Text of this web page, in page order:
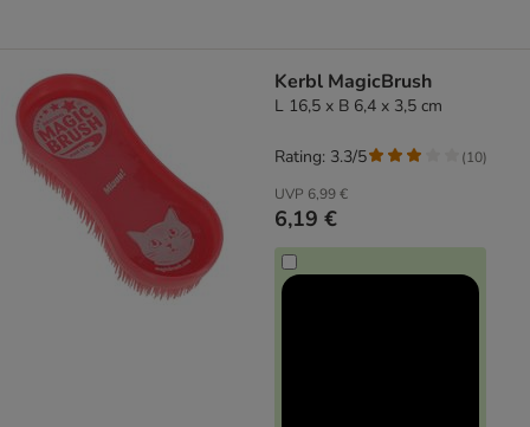
Kerbl MagicBrush
L 16,5 x B 6,4 x 3,5 cm
UVP 6,99 €
6,19 €
Rating: 3.3/5 (10)